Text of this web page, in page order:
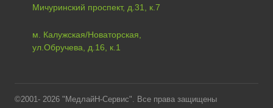
Мичуринский проспект, д.31, к.7
м. Калужская/Новаторская,
ул.Обручева, д.16, к.1
©2001- 2026 "МедлайН-Сервис". Все права защищены